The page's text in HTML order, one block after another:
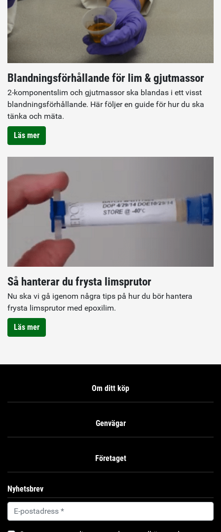
Blandningsförhållande för lim & gjutmassor
2-komponentslim och gjutmassor ska blandas i ett visst
blandningsförhållande. Här följer en guide för hur du ska
tänka och mäta.
Läs mer
Så hanterar du frysta limsprutor
Nu ska vi gå igenom några tips på hur du bör hantera
frysta limsprutor med epoxilim.
Läs mer
Om ditt köp
Genvägar
Företaget
Nyhetsbrev